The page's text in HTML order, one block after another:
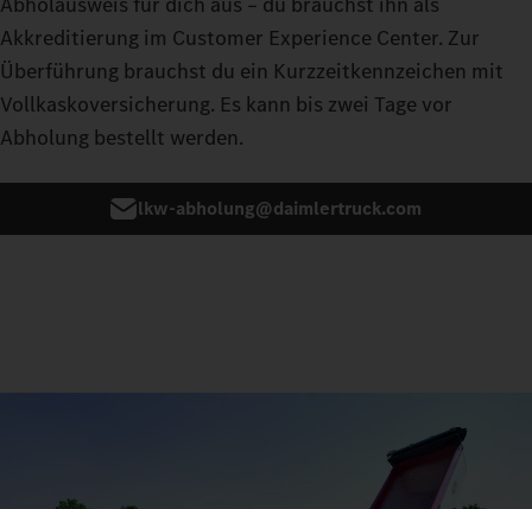
Akkreditierung im Customer Experience Center. Zur
Überführung brauchst du ein Kurzzeitkennzeichen mit
Vollkaskoversicherung. Es kann bis zwei Tage vor
Abholung bestellt werden.
lkw-abholung@daimlertruck.com